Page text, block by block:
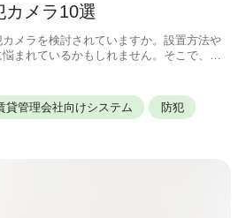
メラ10選
メラを検討されていますか。設置方法や
まれているかもしれません。そこで、こ
防犯カメラ10選をご紹介します。最新機
を知る
貸管理会社向けシステム 防犯